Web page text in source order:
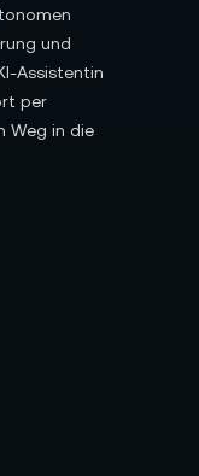
und
Assistentin
per
Weg in die